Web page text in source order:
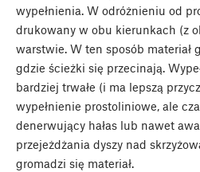
wypełnienia. W odróżnieniu od
drukowany w obu kierunkach (z
warstwie. W ten sposób materiał
gdzie ścieżki się przecinają.
bardziej trwałe (i ma lepszą
wypełnienie prostoliniowe, ale
denerwujący hałas lub nawet
przejeżdżania dyszy nad
gromadzi się materiał.